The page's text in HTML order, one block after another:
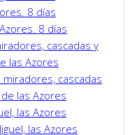
8 días
cascadas y
las Azores
las Azores